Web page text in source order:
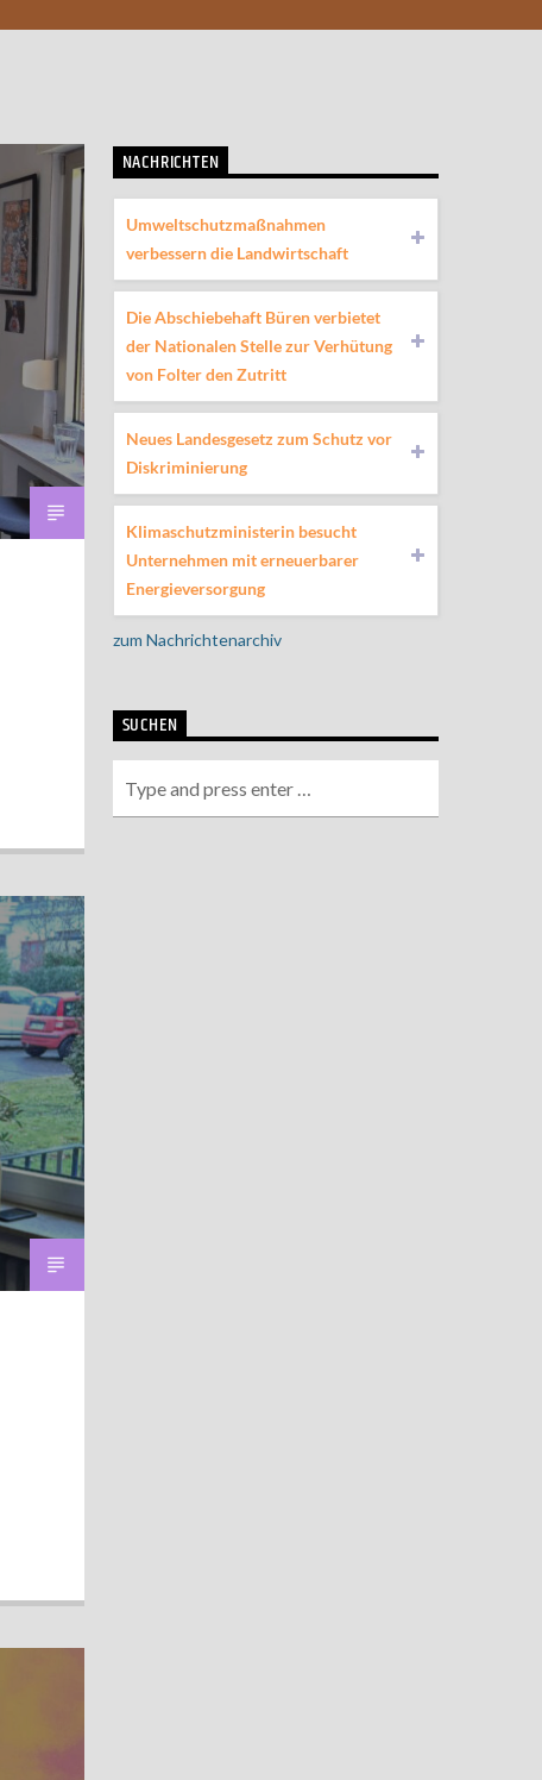
NACHRICHTEN
Umweltschutzmaßnahmen
verbessern die Landwirtschaft
Die Abschiebehaft Büren verbietet
der Nationalen Stelle zur Verhütung
von Folter den Zutritt
Neues Landesgesetz zum Schutz vor
Diskriminierung
Klimaschutzministerin besucht
Unternehmen mit erneuerbarer
Energieversorgung
zum Nachrichtenarchiv
SUCHEN